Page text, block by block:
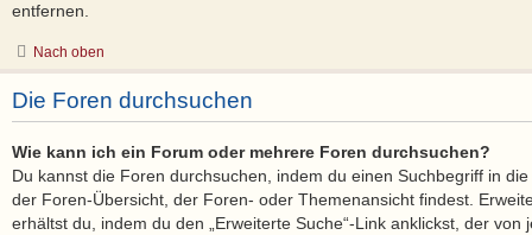
entfernen.
Nach oben
Die Foren durchsuchen
Wie kann ich ein Forum oder mehrere Foren durchsuchen?
Du kannst die Foren durchsuchen, indem du einen Suchbegriff in
der Foren-Übersicht, der Foren- oder Themenansicht findest.
erhältst du, indem du den „Erweiterte Suche“-Link anklickst, der von